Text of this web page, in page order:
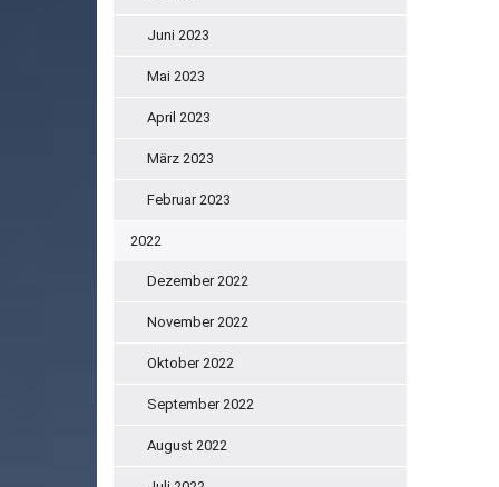
Juni 2023
Mai 2023
April 2023
März 2023
Februar 2023
2022
Dezember 2022
November 2022
Oktober 2022
September 2022
August 2022